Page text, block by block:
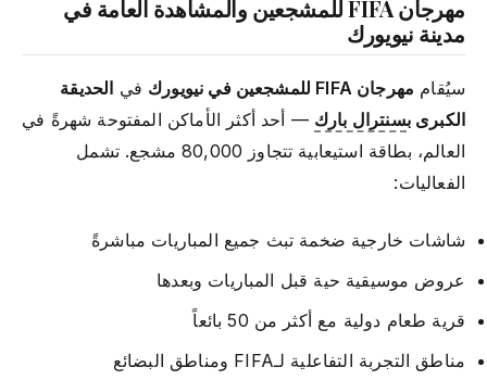
مهرجان FIFA للمشجعين والمشاهدة العامة في
مدينة نيويورك
سيُقام مهرجان FIFA للمشجعين في نيويورك في الحديقة
الكبرى بسنترال بارك — أحد أكثر الأماكن المفتوحة شهرةً في
العالم، بطاقة استيعابية تتجاوز 80,000 مشجع. تشمل
الفعاليات:
شاشات خارجية ضخمة تبث جميع المباريات مباشرةً
عروض موسيقية حية قبل المباريات وبعدها
قرية طعام دولية مع أكثر من 50 بائعاً
مناطق التجربة التفاعلية لـFIFA ومناطق البضائع